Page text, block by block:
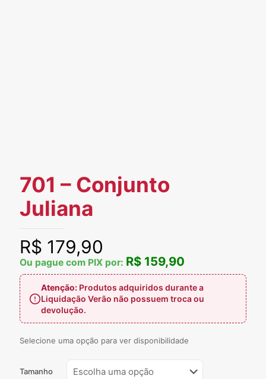
701 – Conjunto
Juliana
R$ 179,90
Ou pague com PIX por: R$ 159,90
Atenção: Produtos adquiridos durante a
Liquidação Verão não possuem troca ou
devolução.
Selecione uma opção para ver disponibilidade
Tamanho